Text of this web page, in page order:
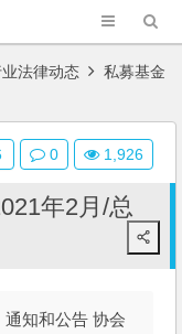
法律动态 私募基金
年2月/总
知和公告 协会
0 1,926